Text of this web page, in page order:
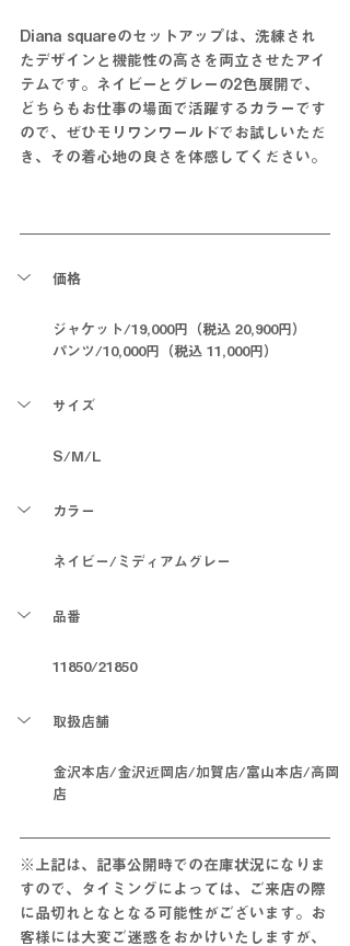
Diana squareのセットアップは、洗練され
たデザインと機能性の高さを両立させたアイ
テムです。ネイビーとグレーの2色展開で、
どちらもお仕事の場面で活躍するカラーです
ので、ぜひモリワンワールドでお試しいただ
き、その着心地の良さを体感してください。
価格
ジャケット/19,000円（税込 20,900円）
パンツ/10,000円（税込 11,000円）
サイズ
S/M/L
カラー
ネイビー/ミディアムグレー
品番
11850/21850
取扱店舗
金沢本店/金沢近岡店/加賀店/富山本店/高岡
店
※上記は、記事公開時での在庫状況になりま
すので、タイミングによっては、ご来店の際
に品切れとな となる 可能性がございます。お
客様には大変ご迷惑をおかけいたしますが、